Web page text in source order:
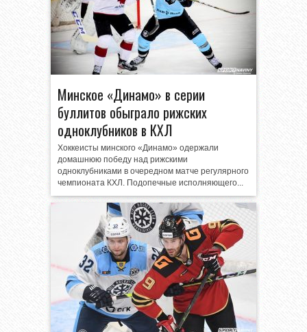
Минское «Динамо» в серии
буллитов обыграло рижских
одноклубников в КХЛ
Хоккеисты минского «Динамо» одержали
домашнюю победу над рижскими
одноклубниками в очередном матче регулярного
чемпионата КХЛ. Подопечные исполняющего...